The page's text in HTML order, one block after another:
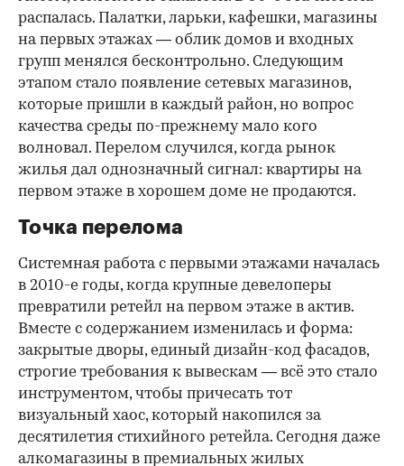
распалась. Палатки, ларьки, кафешки, магазины
на первых этажах — облик домов и входных
групп менялся бесконтрольно. Следующим
этапом стало появление сетевых магазинов,
которые пришли в каждый район, но вопрос
качества среды по-прежнему мало кого
волновал. Перелом случился, когда рынок
жилья дал однозначный сигнал: квартиры на
первом этаже в хорошем доме не продаются.
Точка перелома
Системная работа с первыми этажами началась
в 2010-е годы, когда крупные девелоперы
превратили ретейл на первом этаже в актив.
Вместе с содержанием изменилась и форма:
закрытые дворы, единый дизайн-код фасадов,
строгие требования к вывескам — всё это стало
инструментом, чтобы причесать тот
визуальный хаос, который накопился за
десятилетия стихийного ретейла. Сегодня даже
алкомагазины в премиальных жилых